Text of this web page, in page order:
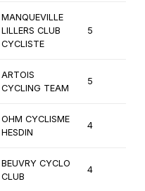
MANQUEVILLE
LILLERS CLUB
CYCLISTE
5
ARTOIS
CYCLING TEAM
5
OHM CYCLISME
HESDIN
4
BEUVRY CYCLO
CLUB
4